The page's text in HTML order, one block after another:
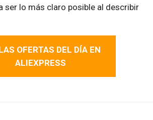
ser lo más claro posible al describir
OFERTAS DEL DÍA EN
ALIEXPRESS